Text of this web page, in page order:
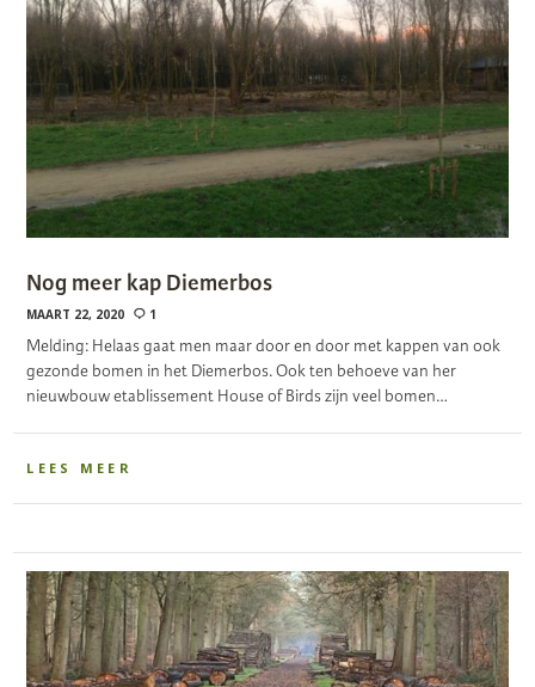
Nog meer kap Diemerbos
MAART 22, 2020 1
Melding: Helaas gaat men maar door en door met kappen van ook
gezonde bomen in het Diemerbos. Ook ten behoeve van her
nieuwbouw etablissement House of Birds zijn veel bomen…
LEES MEER